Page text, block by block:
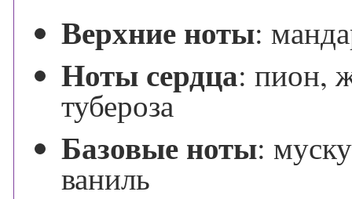
Верхние ноты:
Ноты сердца: пион,
тубероза
Базовые ноты:
ваниль